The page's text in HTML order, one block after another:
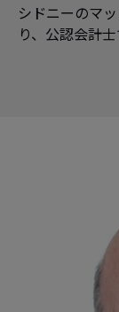
シドニーのマ
り、公認会計士